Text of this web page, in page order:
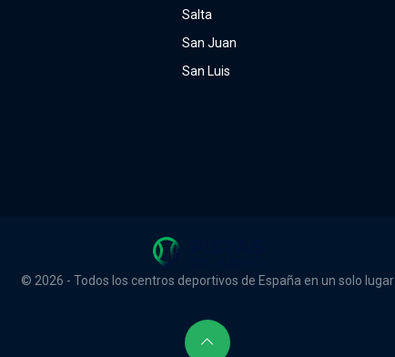
Salta
San Juan
San Luis
© 2026 - Todos los centros deportivos de España en un solo lugar